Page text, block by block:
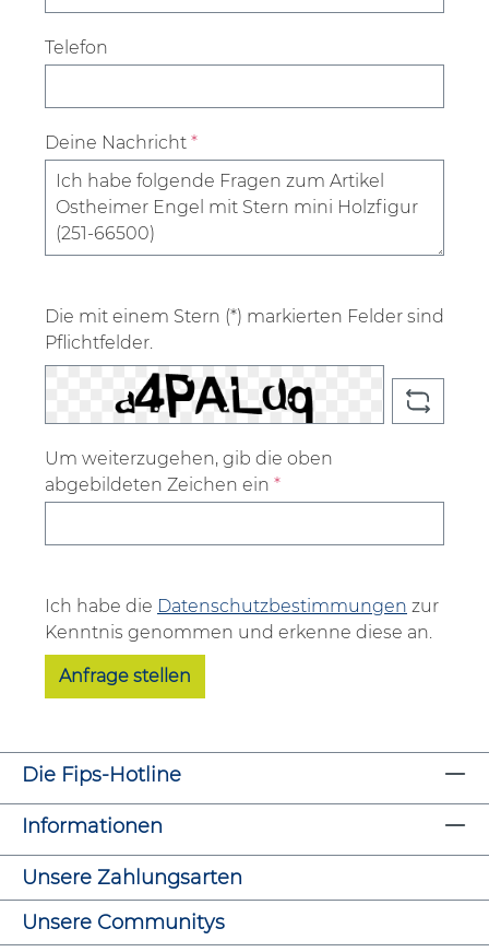
Telefon
Deine Nachricht *
Die mit einem Stern (*) markierten Felder sind
Pflichtfelder.
Um weiterzugehen, gib die oben
abgebildeten Zeichen ein *
Ich habe die Datenschutzbestimmungen zur
Kenntnis genommen und erkenne diese an.
Anfrage stellen
Die Fips-Hotline
Informationen
Unsere Zahlungsarten
Unsere Communitys